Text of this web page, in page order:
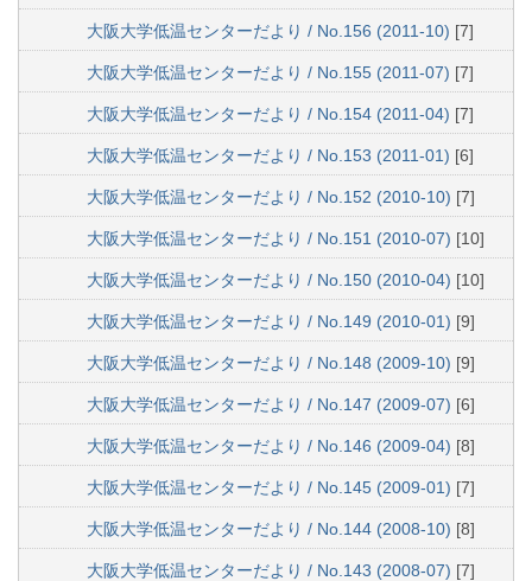
大阪大学低温センターだより / No.156 (2011-10) [7]
大阪大学低温センターだより / No.155 (2011-07) [7]
大阪大学低温センターだより / No.154 (2011-04) [7]
大阪大学低温センターだより / No.153 (2011-01) [6]
大阪大学低温センターだより / No.152 (2010-10) [7]
大阪大学低温センターだより / No.151 (2010-07) [10]
大阪大学低温センターだより / No.150 (2010-04) [10]
大阪大学低温センターだより / No.149 (2010-01) [9]
大阪大学低温センターだより / No.148 (2009-10) [9]
大阪大学低温センターだより / No.147 (2009-07) [6]
大阪大学低温センターだより / No.146 (2009-04) [8]
大阪大学低温センターだより / No.145 (2009-01) [7]
大阪大学低温センターだより / No.144 (2008-10) [8]
大阪大学低温センターだより / No.143 (2008-07) [7]